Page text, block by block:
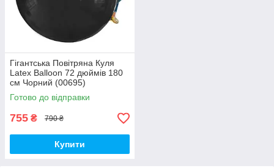
Гігантська Повітряна Куля
Latex Balloon 72 дюймів 180
см Чорний (00695)
Готово до відправки
755 ₴ 790 ₴
Купити